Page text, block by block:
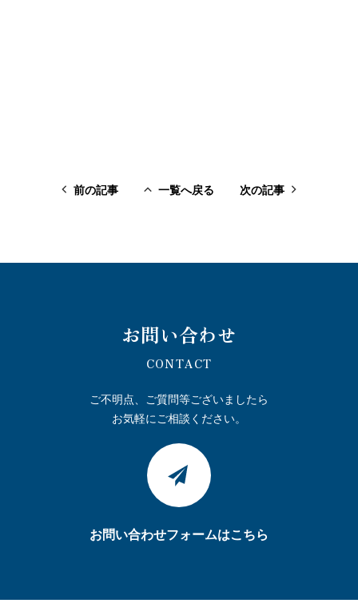
前の記事
一覧へ戻る
次の記事
お問い合わせ
CONTACT
ご不明点、ご質問等ございましたら
お気軽にご相談ください。
お問い合わせフォームはこちら